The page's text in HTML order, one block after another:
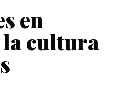
en
cultura